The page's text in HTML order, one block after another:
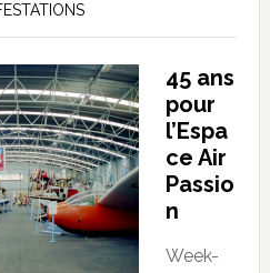
45 ans
pour
l’Espa
ce Air
Passio
n
Week-